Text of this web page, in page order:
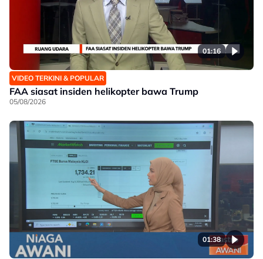
01:16
VIDEO TERKINI & POPULAR
FAA siasat insiden helikopter bawa Trump
05/08/2026
01:38